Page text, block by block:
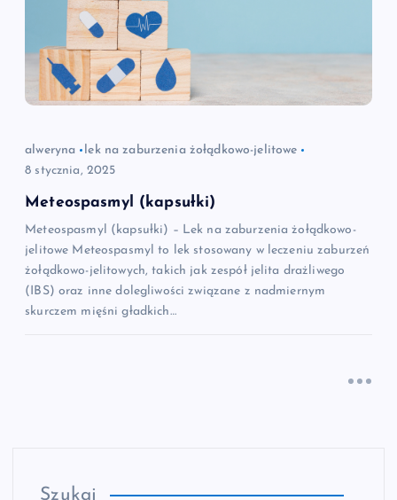
alweryna
lek na zaburzenia żołądkowo-jelitowe
8 stycznia, 2025
Meteospasmyl (kapsułki)
Meteospasmyl (kapsułki) – Lek na zaburzenia żołądkowo-
jelitowe Meteospasmyl to lek stosowany w leczeniu zaburzeń
żołądkowo-jelitowych, takich jak zespół jelita drażliwego
(IBS) oraz inne dolegliwości związane z nadmiernym
skurczem mięśni gładkich…
Szukaj